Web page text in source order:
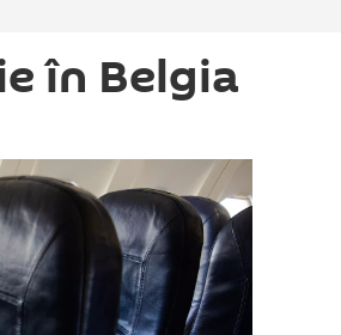
în Belgia